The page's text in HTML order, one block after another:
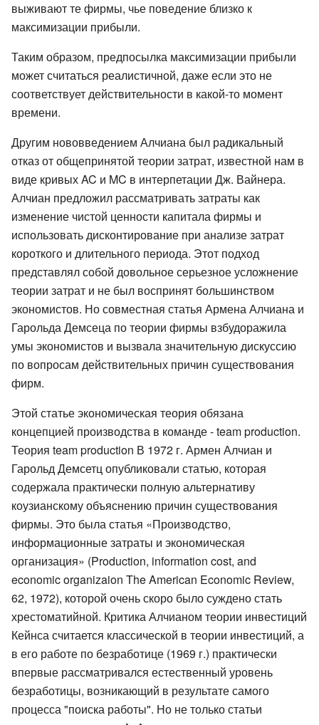
выживают те фирмы, чье поведение близко к
максимизации прибыли.
Таким образом, предпосылка максимизации прибыли
может считаться реалистичной, даже если это не
соответствует действительности в какой-то момент
времени.
Другим нововведением Алчиана был радикальный
отказ от общепринятой теории затрат, известной нам в
виде кривых AC и MC в интерпетации Дж. Вайнера.
Алчиан предложил рассматривать затраты как
изменение чистой ценности капитала фирмы и
использовать дисконтирование при анализе затрат
короткого и длительного периода. Этот подход
представлял собой довольное серьезное усложнение
теории затрат и не был воспринят большинством
экономистов. Но совместная статья Армена Алчиана и
Гарольда Демсеца по теории фирмы взбудоражила
умы экономистов и вызвала значительную дискуссию
по вопросам действительных причин существования
фирм.
Этой статье экономическая теория обязана
концепцией производства в команде - team production.
Теория team production В 1972 г. Армен Алчиан и
Гарольд Демсетц опубликовали статью, которая
содержала практически полную альтернативу
коузианскому объяснению причин существования
фирмы. Это была статья «Производство,
информационные затраты и экономическая
организация» (Production, information cost, and
economic organizaion The American Economic Review,
62, 1972), которой очень скоро было суждено стать
хрестоматийной. Критика Алчианом теории инвестиций
Кейнса считается классической в теории инвестиций, а
в его работе по безработице (1969 г.) практически
впервые рассматривался естественный уровень
безработицы, возникающий в результате самого
процесса "поиска работы". Но не только статьи